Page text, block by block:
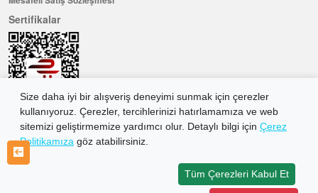
Size daha iyi bir alışveriş deneyimi sunmak için çerezler
kullanıyoruz. Çerezler, tercihlerinizi hatırlamamıza ve web
sitemizi geliştirmemize yardımcı olur. Detaylı bilgi için Çerez
Politikamıza göz atabilirsiniz.
Tüm Çerezleri Kabul Et
Sertifikalar
Hemen Üye Olun ...ve 100 ₺ değerinde indirim kuponu kazanın